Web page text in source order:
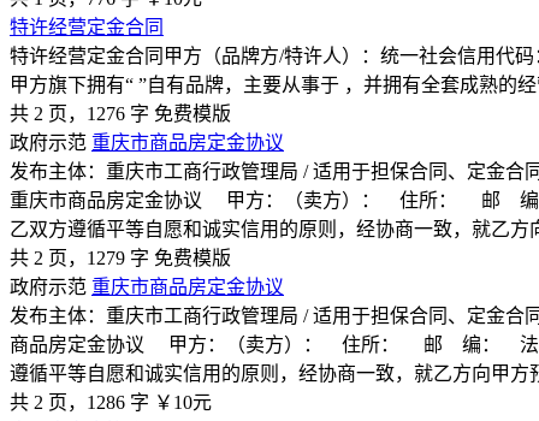
特许经营定金合同
特许经营定金合同甲方（品牌方/特许人）：统一社会信用代
甲方旗下拥有“ ”自有品牌，主要从事于 ，并拥有全套成熟的
共 2 页，1276 字 免费模版
政府示范 重庆市商品房定金协议
发布主体：重庆市工商行政管理局 / 适用于担保合同、定金合
重庆市商品房定金协议 甲方：（卖方）： 住所： 邮
乙双方遵循平等自愿和诚实信用的原则，经协商一致，就乙方
共 2 页，1279 字 免费模版
政府示范 重庆市商品房定金协议
发布主体：重庆市工商行政管理局 / 适用于担保合同、定金合
商品房定金协议 甲方：（卖方）： 住所： 邮 编：
遵循平等自愿和诚实信用的原则，经协商一致，就乙方向甲方
共 2 页，1286 字 ￥10元